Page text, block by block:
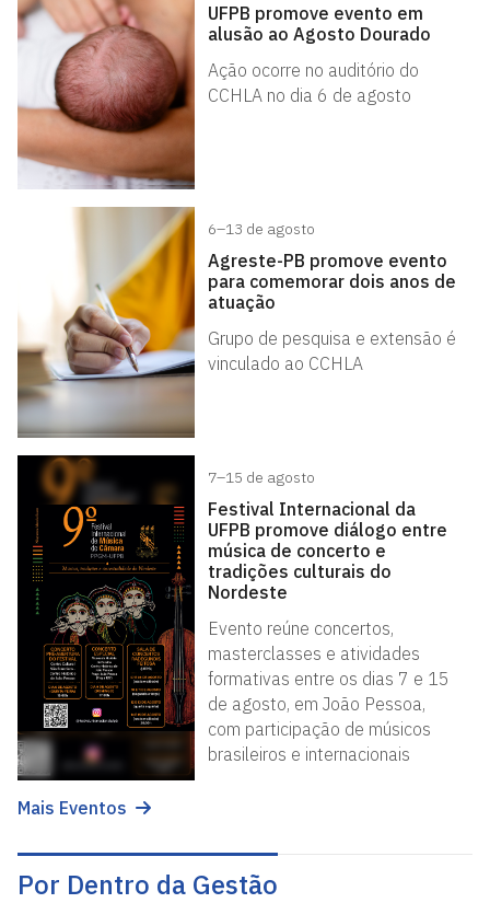
UFPB promove evento em
alusão ao Agosto Dourado
Ação ocorre no auditório do
CCHLA no dia 6 de agosto
6–13 de agosto
Agreste-PB promove evento
para comemorar dois anos de
atuação
Grupo de pesquisa e extensão é
vinculado ao CCHLA
7–15 de agosto
Festival Internacional da
UFPB promove diálogo entre
música de concerto e
tradições culturais do
Nordeste
Evento reúne concertos,
masterclasses e atividades
formativas entre os dias 7 e 15
de agosto, em João Pessoa,
com participação de músicos
brasileiros e internacionais
Mais Eventos
Por Dentro da Gestão